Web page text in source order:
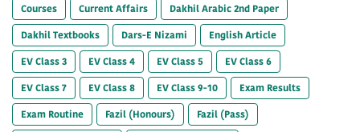
Courses
Current Affairs
Dakhil Arabic 2nd Paper
Dakhil Textbooks
Dars-E Nizami
English Article
EV Class 3
EV Class 4 EV Class 5
EV Class 6
EV Class 7
EV Class 8 EV Class 9-10
Exam Results
Exam Routine
Fazil (Honours)
Fazil (Pass)